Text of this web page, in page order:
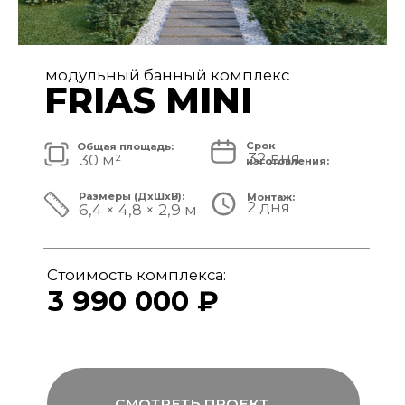
4 890 000 ₽
Монтаж:
2 дня
8,4 × 4,8 × 3,1 м
Размеры (ДxШxВ):
32 дня
изготовления:
40 м²
модульный банный комплекс